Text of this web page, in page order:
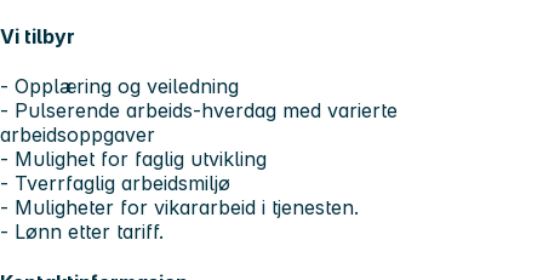
Vi tilbyr
- Opplæring og veiledning
- Pulserende arbeids-hverdag med varierte
arbeidsoppgaver
- Mulighet for faglig utvikling
- Tverrfaglig arbeidsmiljø
- Muligheter for vikararbeid i tjenesten.
- Lønn etter tariff.